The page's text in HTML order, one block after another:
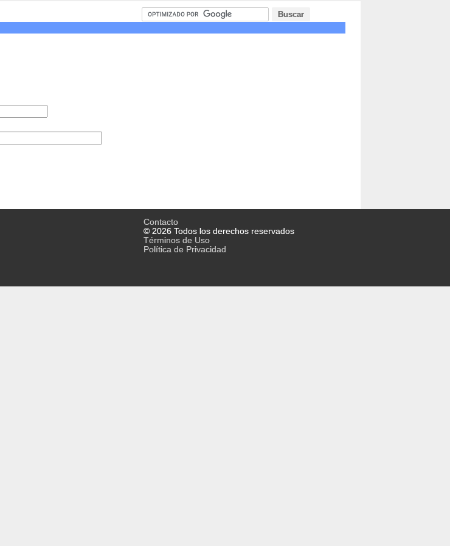
Contacto
© 2026 Todos los derechos reservados
Términos de Uso
Política de Privacidad